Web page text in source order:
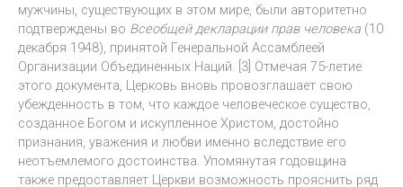
мужчины, существующих в этом мире, были авторитетно
подтверждены во Всеобщей декларации прав человека (10
декабря 1948), принятой Генеральной Ассамблеей
Организации Объединенных Наций. [3] Отмечая 75-летие
этого документа, Церковь вновь провозглашает свою
убежденность в том, что каждое человеческое существо,
созданное Богом и искупленное Христом, достойно
признания, уважения и любви именно вследствие его
неотъемлемого достоинства. Упомянутая годовщина
также предоставляет Церкви возможность прояснить ряд